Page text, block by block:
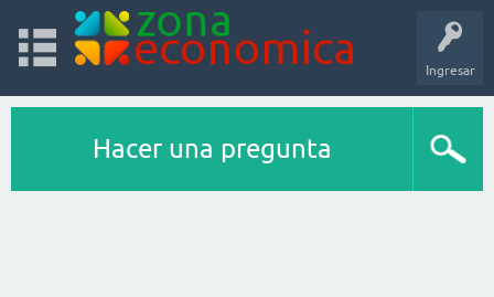
Ingresar
Hacer una pregunta